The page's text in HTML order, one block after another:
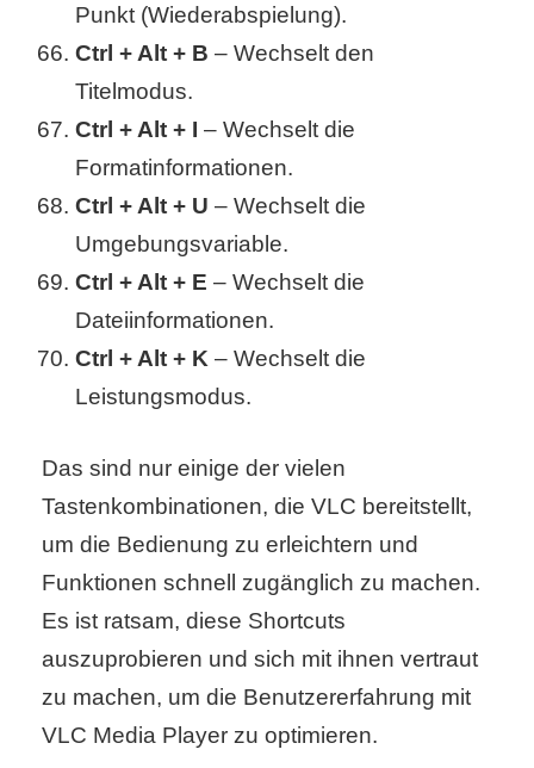
Punkt (Wiederabspielung).
Ctrl + Alt + B – Wechselt den
Titelmodus.
Ctrl + Alt + I – Wechselt die
Formatinformationen.
Ctrl + Alt + U – Wechselt die
Umgebungsvariable.
Ctrl + Alt + E – Wechselt die
Dateiinformationen.
Ctrl + Alt + K – Wechselt die
Leistungsmodus.
Das sind nur einige der vielen
Tastenkombinationen, die VLC bereitstellt,
um die Bedienung zu erleichtern und
Funktionen schnell zugänglich zu machen.
Es ist ratsam, diese Shortcuts
auszuprobieren und sich mit ihnen vertraut
zu machen, um die Benutzererfahrung mit
VLC Media Player zu optimieren.